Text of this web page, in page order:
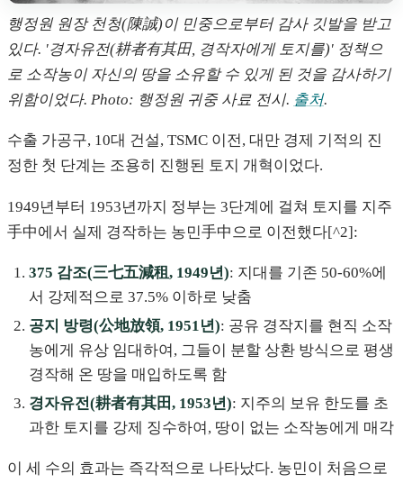
행정원 원장 천청(陳誠)이 민중으로부터 감사 깃발을 받고
있다. '경자유전(耕者有其田, 경작자에게 토지를)' 정책으
로 소작농이 자신의 땅을 소유할 수 있게 된 것을 감사하기
위함이었다. Photo: 행정원 귀중 사료 전시. 출처.
수출 가공구, 10대 건설, TSMC 이전, 대만 경제 기적의 진
정한 첫 단계는 조용히 진행된 토지 개혁이었다.
1949년부터 1953년까지 정부는 3단계에 걸쳐 토지를 지주
手中에서 실제 경작하는 농민手中으로 이전했다[^2]:
375 감조(三七五減租, 1949년): 지대를 기존 50-60%에
서 강제적으로 37.5% 이하로 낮춤
공지 방령(公地放領, 1951년): 공유 경작지를 현직 소작
농에게 유상 임대하여, 그들이 분할 상환 방식으로 평생
경작해 온 땅을 매입하도록 함
경자유전(耕者有其田, 1953년): 지주의 보유 한도를 초
과한 토지를 강제 징수하여, 땅이 없는 소작농에게 매각
이 세 수의 효과는 즉각적으로 나타났다. 농민이 처음으로